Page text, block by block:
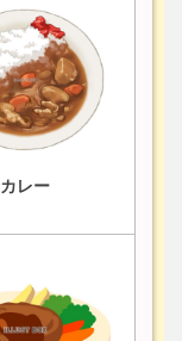
カレー